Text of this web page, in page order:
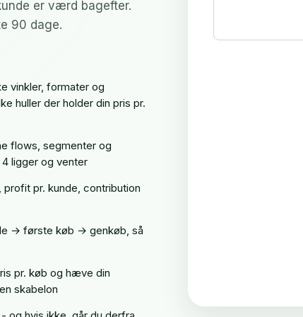
er værd bagefter.
90 dage.
vinkler, formater og
huller der holder din pris pr.
flows, segmenter og
ligger og venter
pr. kunde, contribution
→ første køb → genkøb, så
pr. køb og hæve din
skabelon